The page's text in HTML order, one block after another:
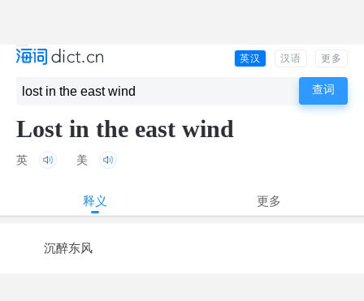
英汉 汉语 更多
Lost in the east wind
英 美
释义 更多
沉醉东风